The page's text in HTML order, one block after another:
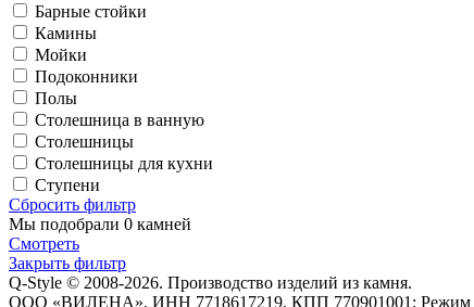
Барные стойки
Камины
Мойки
Подоконники
Полы
Столешница в ванную
Столешницы
Столешницы для кухни
Ступени
Сбросить фильтр
Мы подобрали 0 камней
Смотреть
Закрыть фильтр
Q-Style © 2008-2026. Производство изделий из камня.
ООО «ВИЛЕНА», ИНН 7718617219, КПП 770901001; Режим